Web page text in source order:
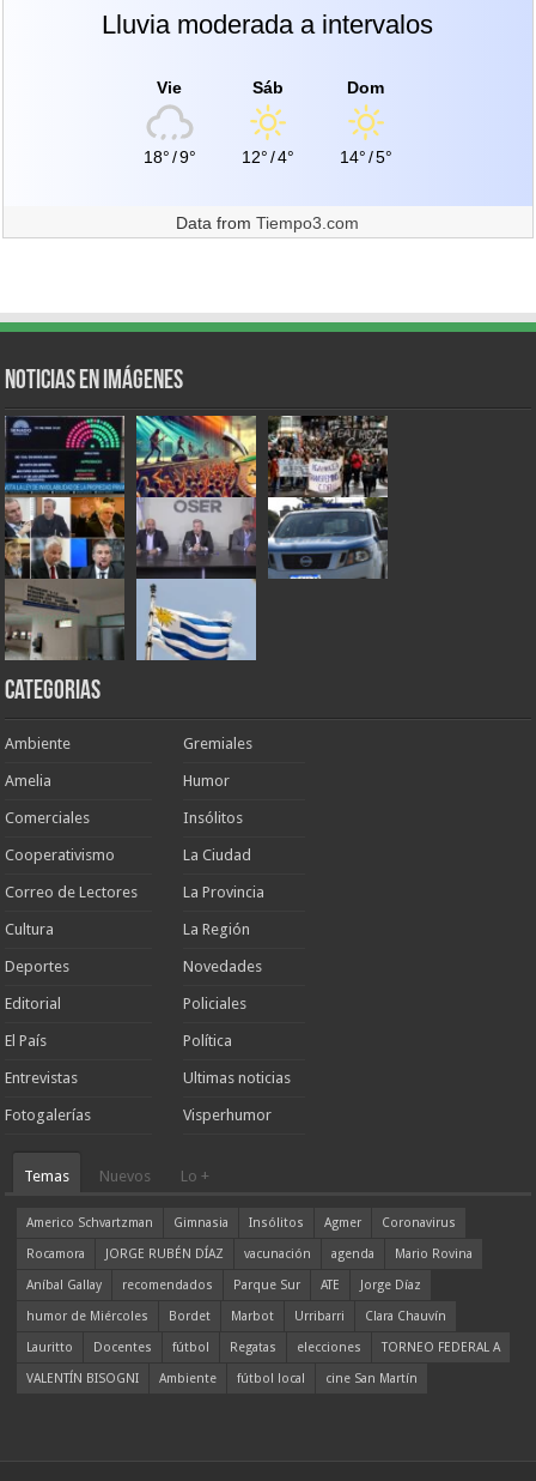
Lluvia moderada a intervalos
Vie
18°/9°
Sáb
12°/4°
Dom
14°/5°
Data fromTiempo3.com
Noticias en Imágenes
Categorias
Ambiente
Amelia
Comerciales
Cooperativismo
Correo de Lectores
Cultura
Deportes
Editorial
El País
Entrevistas
Fotogalerías
Gremiales
Humor
Insólitos
La Ciudad
La Provincia
La Región
Novedades
Policiales
Política
Ultimas noticias
Visperhumor
Temas Nuevos Lo +
Americo Schvartzman Gimnasia Insólitos Agmer
Coronavirus
Rocamora
JORGE RUBÉN DÍAZ vacunación agenda
Mario Rovina
Aníbal Gallay
recomendados Parque Sur ATE
Jorge Díaz
humor de Miércoles
Bordet Marbot Urribarri
Clara Chauvín
Lauritto
Docentes fútbol Regatas elecciones
TORNEO FEDERAL A
VALENTÍN BISOGNI
Ambiente fútbol local cine San Martín